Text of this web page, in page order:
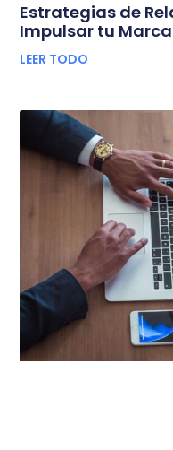
Estrategias de
Impulsar tu Marca
LEER TODO